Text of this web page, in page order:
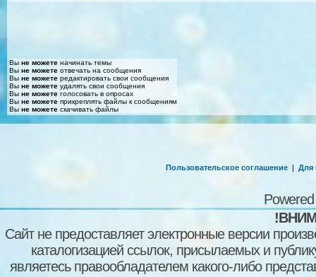
Вы не можете начинать темы
Вы не можете отвечать на сообщения
Вы не можете редактировать свои сообщения
Вы не можете удалять свои сообщения
Вы не можете голосовать в опросах
Вы не можете прикреплять файлы к сообщениям
Вы не можете скачивать файлы
Пользовательское соглашение | Для
Сайт не предоставляет электронные версии
каталогизацией ссылок, присылаемых и
являетесь правообладателем какого-либо